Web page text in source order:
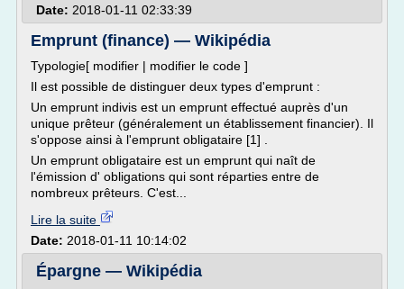
Date: 2018-01-11 02:33:39
Emprunt (finance) — Wikipédia
Typologie[ modifier | modifier le code ]
Il est possible de distinguer deux types d'emprunt :
Un emprunt indivis est un emprunt effectué auprès d'un
unique prêteur (généralement un établissement financier). Il
s'oppose ainsi à l'emprunt obligataire [1] .
Un emprunt obligataire est un emprunt qui naît de
l'émission d' obligations qui sont réparties entre de
nombreux prêteurs. C'est...
Lire la suite
Date: 2018-01-11 10:14:02
Épargne — Wikipédia